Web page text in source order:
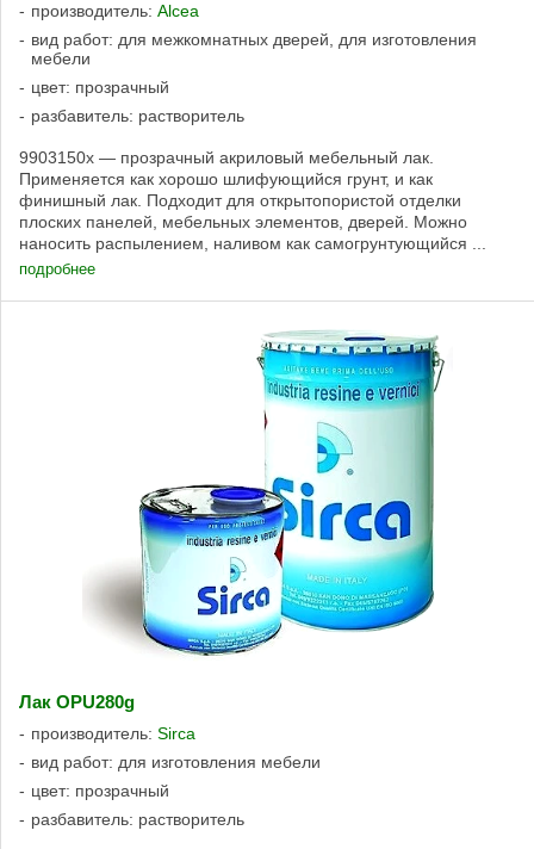
производитель: Alcea
вид работ: для межкомнатных дверей, для изготовления
мебели
цвет: прозрачный
разбавитель: растворитель
9903150x — прозрачный акриловый мебельный лак.
Применяется как хорошо шлифующийся грунт, и как
финишный лак. Подходит для открытопористой отделки
плоских панелей, мебельных элементов, дверей. Можно
наносить распылением, наливом как самогрунтующийся ...
подробнее
Лак OPU280g
производитель: Sirca
вид работ: для изготовления мебели
цвет: прозрачный
разбавитель: растворитель